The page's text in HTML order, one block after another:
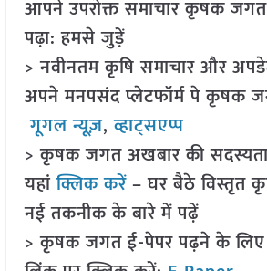
आपने उपरोक्त समाचार कृषक
पढ़ा: हमसे जुड़ें
> नवीनतम कृषि समाचार और
अपने मनपसंद प्लेटफॉर्म पे कृषक
गूगल न्यूज़,व्हाट्सएप्प
> कृषक जगत अखबार की
यहांक्लिक करें– घर बैठे विस्तृत
नई तकनीक के बारे में पढ़ें
> कृषक जगत ई-पेपर पढ़ने के लिए